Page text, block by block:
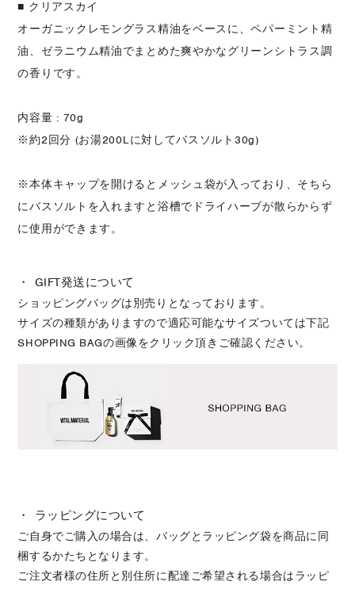
■ クリアスカイ
オーガニックレモングラス精油をベースに、ペパーミント精
油、ゼラニウム精油でまとめた爽やかなグリーンシトラス調
の香りです。
内容量 : 70g
※約2回分 (お湯200Lに対してバスソルト30g)
※本体キャップを開けるとメッシュ袋が入っており、そちら
にバスソルトを入れますと浴槽でドライハーブが散らからず
に使用ができます。
・ GIFT発送について
ショッピングバッグは別売りとなっております。
サイズの種類がありますので適応可能なサイズついては下記
SHOPPING BAGの画像をクリック頂きご確認ください。
・ ラッピングについて
ご自身でご購入の場合は、バッグとラッピング袋を商品に同
梱するかたちとなります。
ご注文者様の住所と別住所に配達ご希望される場合はラッピ